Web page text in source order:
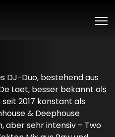
DJ-Duo, bestehend aus
Laet, besser bekannt als
2017 konstant als
& Deephouse
aber sehr intensiv – Two